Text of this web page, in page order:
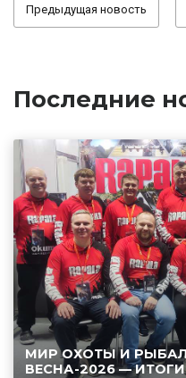
Предыдущая новость
Последние
МИР ОХОТЫ И
ВЕСНА-2026 — ИТОГИ